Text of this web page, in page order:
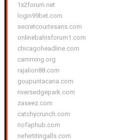
1x2forum.net
login99bet.com
secretcourtesans.com
onlinebahisforum1.com
chicagoheadline.com
camming.org
rajalion88.com
goupuntacana.com
riversedgepark.com
zaseez.com
catchycrunch.com
nofaphub.com
nefertitingalls.com